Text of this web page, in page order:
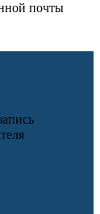
почты